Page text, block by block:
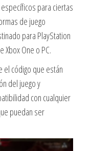
para ciertas
de juego
para PlayStation
One o PC.
el código que están
del juego y
con cualquier
puedan ser